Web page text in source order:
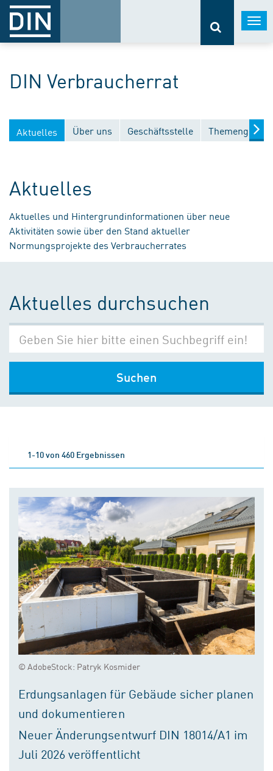
DIN Verbraucherrat
Aktuelles Über uns Geschäftsstelle
Aktuelles
Aktuelles und Hintergrundinformationen über neue
Aktivitäten sowie über den Stand aktueller
Normungsprojekte des Verbraucherrates
Aktuelles durchsuchen
Suchen
1-10 von 460 Ergebnissen
© AdobeStock: Patryk Kosmider
Erdungsanlagen für Gebäude sicher planen
und dokumentieren
Neuer Änderungsentwurf DIN 18014/A1 im
Juli 2026 veröffentlicht